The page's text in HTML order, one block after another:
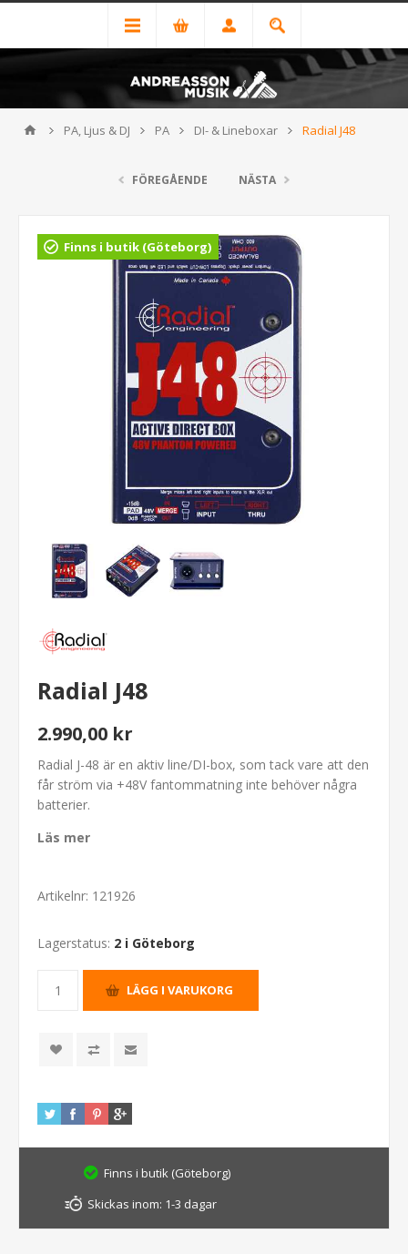
PA, Ljus & DJ PA DI- & Lineboxar Radial J48
FÖREGÅENDE NÄSTA
Finns i butik (Göteborg)
Radial J48
2.990,00 kr
Radial J-48 är en aktiv line/DI-box, som tack vare att den
får ström via +48V fantommatning inte behöver några
batterier.
Läs mer
Artikelnr: 121926
Lagerstatus: 2 i Göteborg
Finns i butik (Göteborg)
Skickas inom: 1-3 dagar